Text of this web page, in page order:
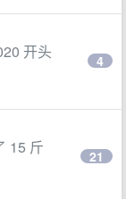
开头
4
15 斤
21